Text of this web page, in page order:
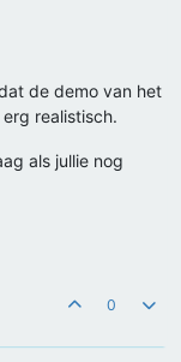
de demo van het
realistisch.
als jullie nog
0